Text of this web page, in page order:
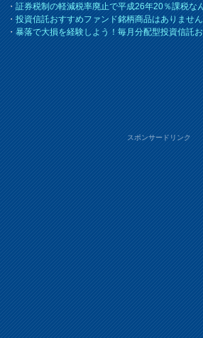
・証券税制の軽減税率廃止で平成26年20％課税な
・投資信託おすすめファンド銘柄商品はありません
・暴落で大損を経験しよう！毎月分配型投資信託
スポンサードリンク